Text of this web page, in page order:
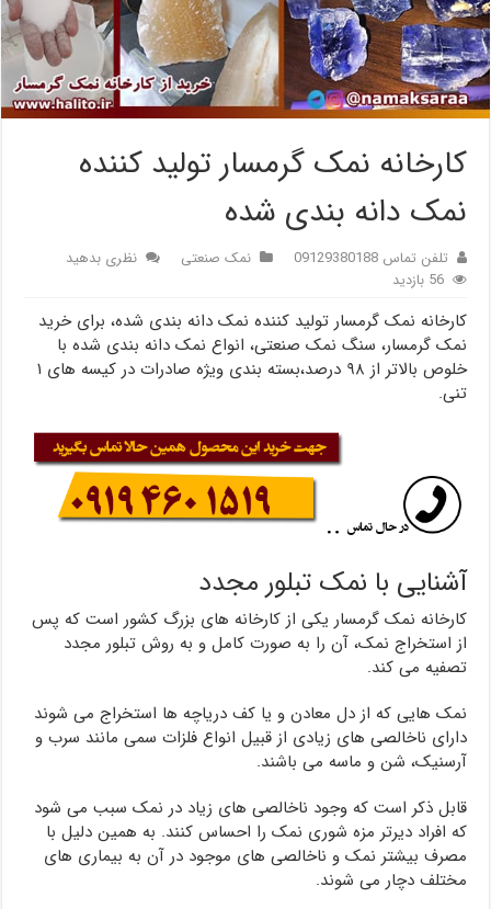
کارخانه نمک گرمسار تولید کننده
نمک دانه بندی شده
تلفن تماس 09129380188 نمک صنعتی
نظری بدهید
56 بازدید
کارخانه نمک گرمسار تولید کننده نمک دانه بندی شده، برای خرید
نمک گرمسار، سنگ نمک صنعتی، انواع نمک دانه بندی شده با
خلوص بالاتر از ۹۸ درصد،بسته بندی ویژه صادرات در کیسه های ۱
تنی.
آشنایی با نمک تبلور مجدد
کارخانه نمک گرمسار یکی از کارخانه های بزرگ کشور است که پس
از استخراج نمک، آن را به صورت کامل و به روش تبلور مجدد
تصفیه می کند.
نمک هایی که از دل معادن و یا کف دریاچه ها استخراج می شوند
دارای ناخالصی های زیادی از قبیل انواع فلزات سمی مانند سرب و
آرسنیک، شن و ماسه می باشند.
قابل ذکر است که وجود ناخالصی های زیاد در نمک سبب می شود
که افراد دیرتر مزه شوری نمک را احساس کنند. به همین دلیل با
مصرف بیشتر نمک و ناخالصی های موجود در آن به بیماری های
مختلف دچار می شوند.